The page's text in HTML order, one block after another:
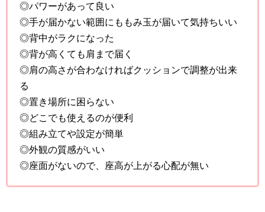
◎パワーがあって良い
◎手が届かない範囲にももみ玉が届いて気持ちいい
◎背中がラクになった
◎背が高くても肩まで届く
◎肩の高さが合わなければクッションで調整が出来
る
◎置き場所に困らない
◎どこでも使えるのが便利
◎組み立てや設定が簡単
◎外観の質感がいい
◎座面がないので、座高が上がる心配が無い